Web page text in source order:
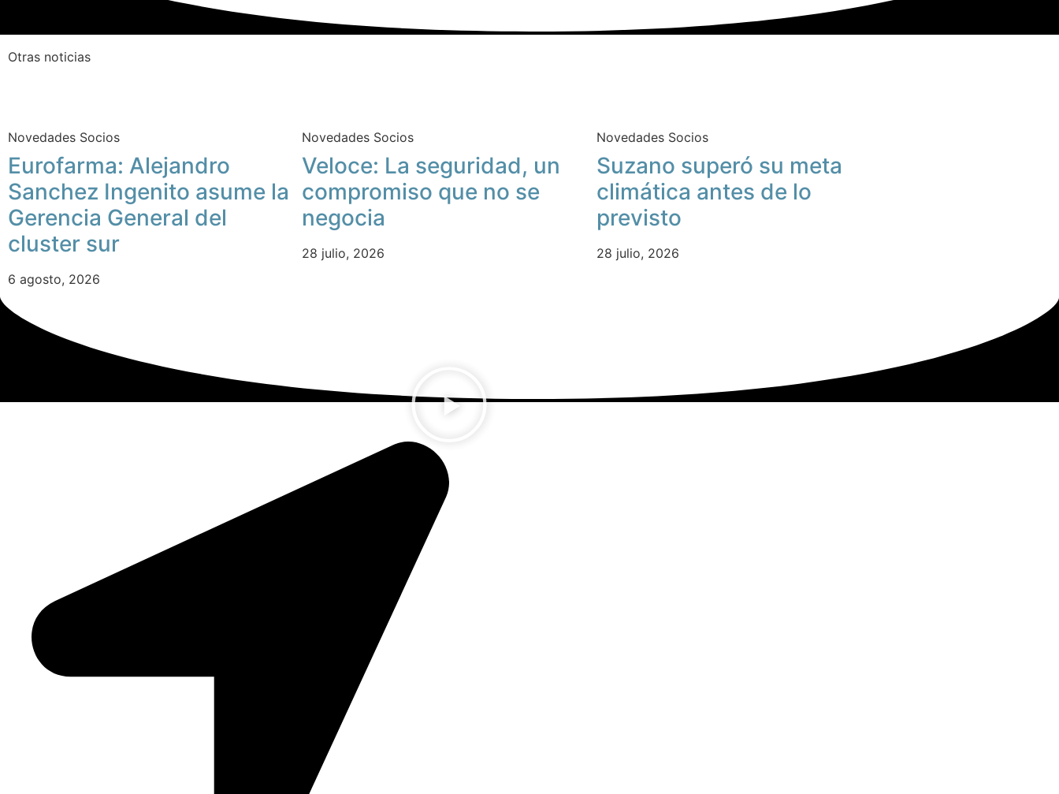
Otras noticias
Novedades Socios
Eurofarma: Alejandro
Sanchez Ingenito asume la
Gerencia General del
cluster sur
6 agosto, 2026
Novedades Socios
Veloce: La seguridad, un
compromiso que no se
negocia
28 julio, 2026
Novedades Socios
Suzano superó su meta
climática antes de lo
previsto
28 julio, 2026